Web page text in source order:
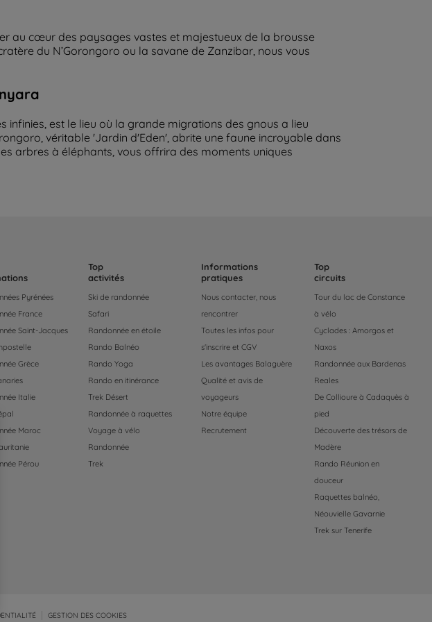
au cœur des paysages vastes et majestueux de la brousse
du N’Gorongoro ou la savane de Zanzibar, nous vous
infinies, est le lieu où la grande migrations des gnous a lieu
véritable 'Jardin d'Eden', abrite une faune incroyable dans
arbres à éléphants, vous offrira des moments uniques
Pyrénées
France
Saint-Jacques
Grèce
Italie
Maroc
Pérou
Top
activités
Ski de randonnée
Safari
Randonnée en étoile
Rando Balnéo
Rando Yoga
Rando en itinérance
Trek Désert
Randonnée à raquettes
Voyage à vélo
Randonnée
Trek
Informations
pratiques
Nous contacter, nous
rencontrer
Toutes les infos pour
s'inscrire et CGV
Les avantages Balaguère
Qualité et avis de
voyageurs
Notre équipe
Recrutement
Top
circuits
Tour du lac de Constance
à vélo
Cyclades : Amorgos et
Naxos
Randonnée aux Bardenas
Reales
De Collioure à Cadaquès à
pied
Découverte des trésors de
Madère
Rando Réunion en
douceur
Raquettes balnéo,
Néouvielle Gavarnie
Trek sur Tenerife
GESTION DES COOKIES